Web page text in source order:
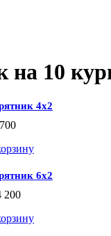
на 10
4х2
6х2
200